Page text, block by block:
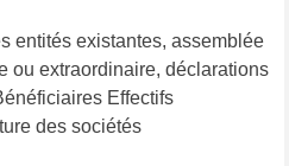
entités existantes, assemblée
ou extraordinaire, déclarations
Effectifs
des sociétés